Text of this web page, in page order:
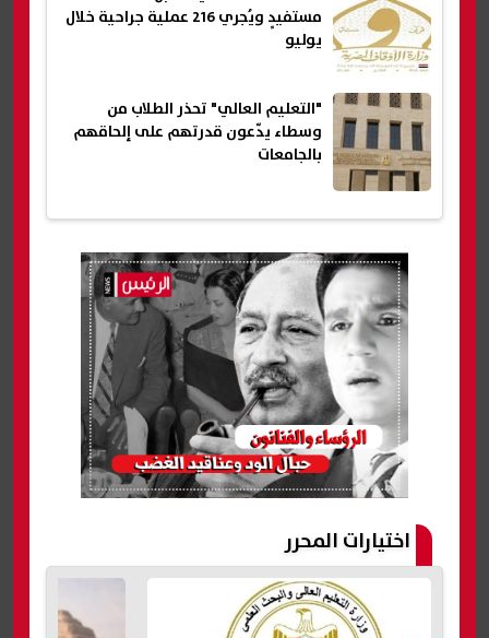
مستفيدٍ ويُجري 216 عملية جراحية خلال
يوليو
"التعليم العالي" تحذر الطلاب من
وسطاء يدّعون قدرتهم على إلحاقهم
بالجامعات
اختيارات المحرر